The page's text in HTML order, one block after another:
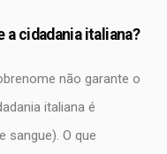
a cidadania italiana?
não garante o
italiana é
sangue). O que